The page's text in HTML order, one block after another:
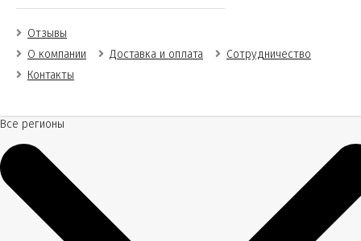
Отзывы
О компании
Доставка и оплата
Сотрудничество
Контакты
Все регионы